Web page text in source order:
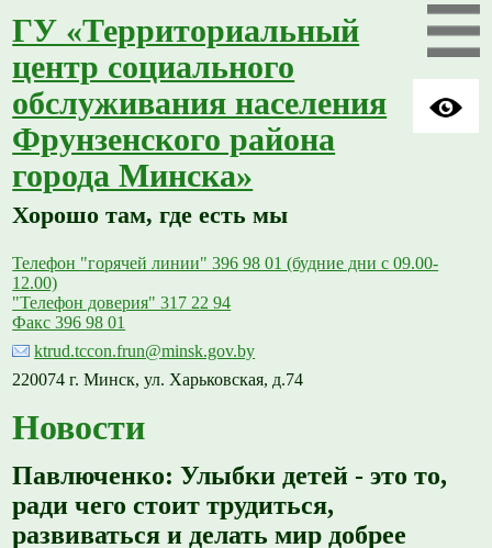
ГУ «Территориальный
центр социального
обслуживания населения
Фрунзенского района
города Минска»
Хорошо там, где есть мы
Телефон "горячей линии" 396 98 01 (будние дни с 09.00-
12.00)
"Телефон доверия" 317 22 94
Факс 396 98 01
ktrud.tccon.frun@minsk.gov.by
220074 г. Минск, ул. Харьковская, д.74
Новости
Павлюченко: Улыбки детей - это то,
ради чего стоит трудиться,
развиваться и делать мир добрее